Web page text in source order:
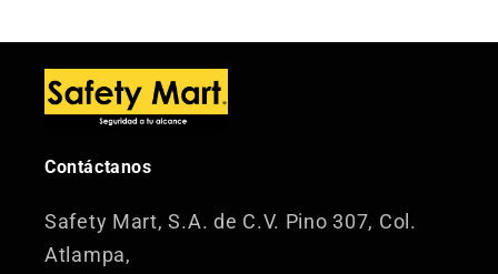
Contáctanos
Safety Mart, S.A. de C.V. Pino 307, Col.
Atlampa,